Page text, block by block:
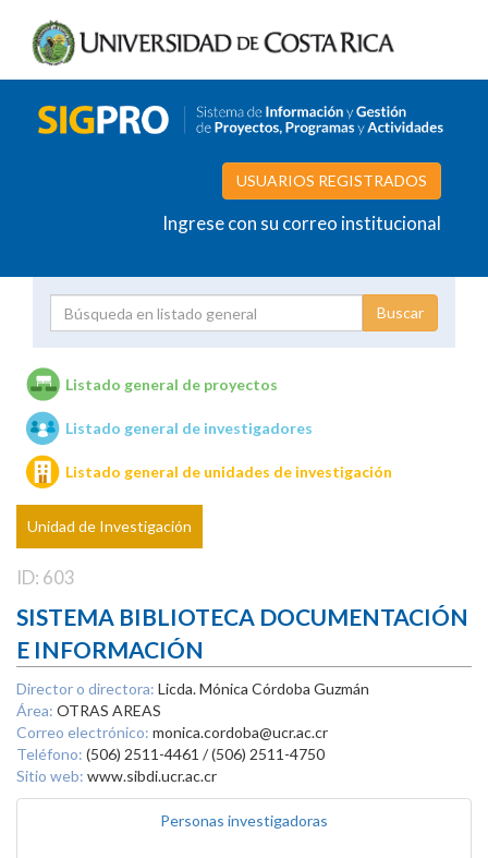
USUARIOS REGISTRADOS
Ingrese con su correo institucional
Unidades de investigación
Listado general de proyectos
Listado general de investigadores
Listado general de unidades de investigación
Unidad de Investigación
ID: 603
SISTEMA BIBLIOTECA DOCUMENTACIÓN
E INFORMACIÓN
Director o directora: Licda. Mónica Córdoba Guzmán
Área: OTRAS AREAS
Correo electrónico: monica.cordoba@ucr.ac.cr
Teléfono: (506) 2511-4461 / (506) 2511-4750
Sitio web: www.sibdi.ucr.ac.cr
Personas investigadoras